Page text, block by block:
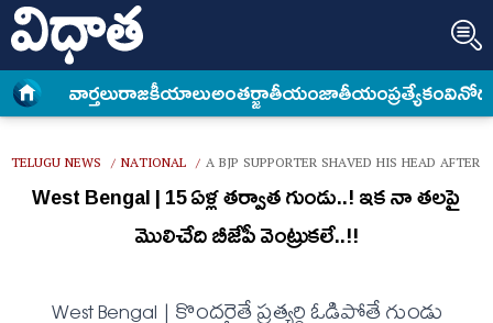
వార్త‌లురాజకీయాలుఅంత‌ర్జాతీయంజాతీయంప్రత్యేకం
TELUGU NEWS / NATIONAL / A BJP SUPPORTER SHAVED HIS HEAD
West Bengal | 15 ఏళ్ల త‌ర్వాత గుండు..! ఇక నా త‌ల‌పై
మొలిచేది బీజేపీ వెంట్రుక‌లే..!!
West Bengal | కొంద‌రైతే ప్ర‌త్య‌ర్థి ఓడిపోతే గుండు